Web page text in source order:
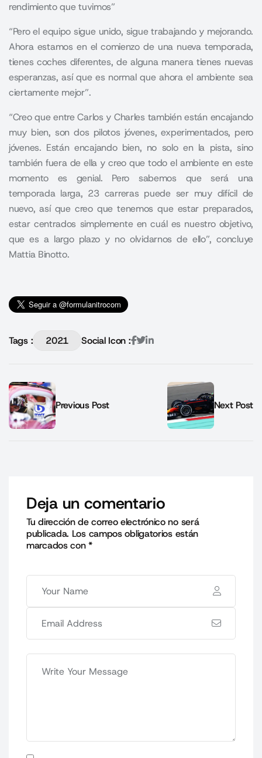
rendimiento que tuvimos”
“Pero el equipo sigue unido, sigue trabajando y mejorando.
Ahora estamos en el comienzo de una nueva temporada,
tienes coches diferentes, de alguna manera tienes nuevas
esperanzas, así que es normal que ahora el ambiente sea
ciertamente mejor”.
“Creo que entre Carlos y Charles también están encajando
muy bien, son dos pilotos jóvenes, experimentados, pero
jóvenes. Están encajando bien, no solo en la pista, sino
también fuera de ella y creo que todo el ambiente en este
momento es genial. Pero sabemos que será una
temporada larga, 23 carreras puede ser muy difícil de
nuevo, así que creo que tenemos que estar preparados,
estar centrados simplemente en cuál es nuestro objetivo,
que es a largo plazo y no olvidarnos de ello”, concluye
Mattia Binotto.
Tags : 2021 Social Icon :
Previous Post Next Post
Deja un comentario
Tu dirección de correo electrónico no será
publicada. Los campos obligatorios están
marcados con*